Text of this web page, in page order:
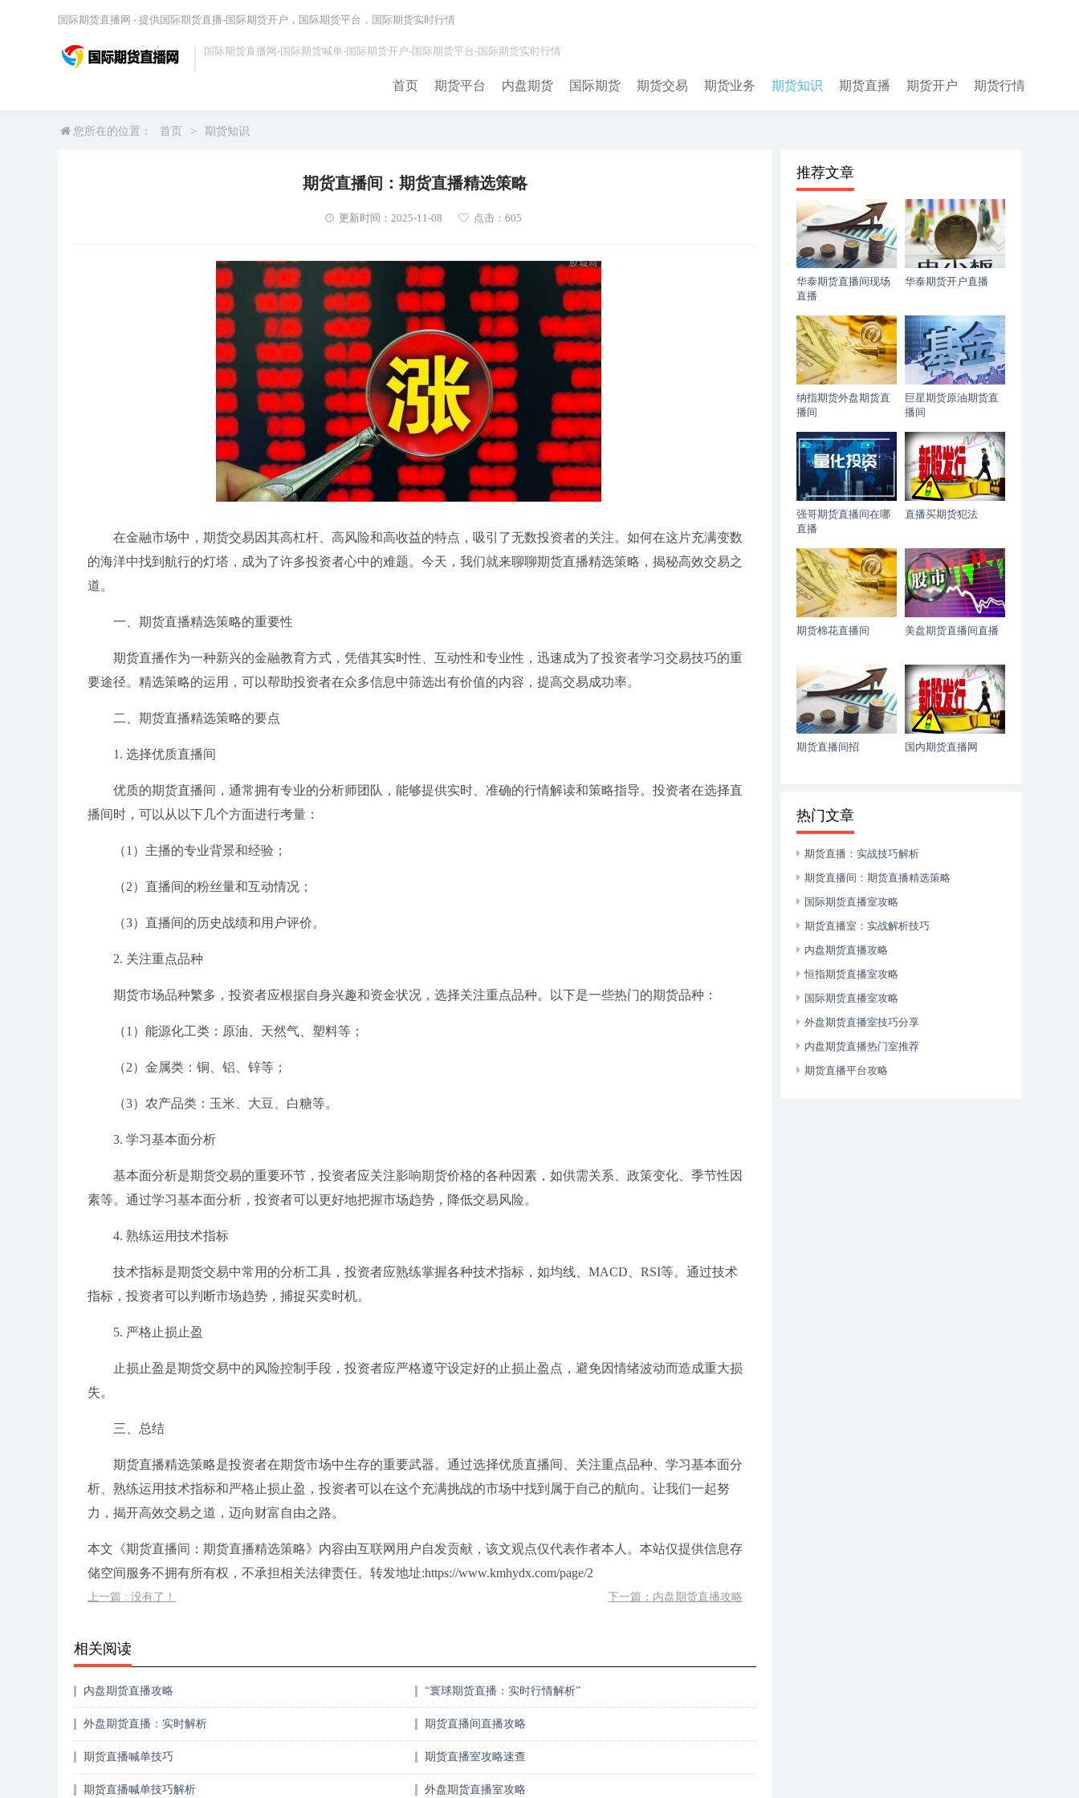
国际期货直播网-国际期货喊单-国际期货开户-国际期货平台-国际期货实时行情
首页 期货平台 内盘期货 国际期货 期货交易 期货业务 期货知识 期货直播 期货开户 期货行情
国际期货直播网 - 提供国际期货直播-国际期货开户，国际期货平台，国际期货实时行情
您所在的位置： 首页 > 期货知识
期货直播间：期货直播精选策略
更新时间：2025-11-08 点击：605
在金融市场中，期货交易因其高杠杆、高风险和高收益的特点，吸引了无数投资者的关注。如何在这片充满变数
的海洋中找到航行的灯塔，成为了许多投资者心中的难题。今天，我们就来聊聊期货直播精选策略，揭秘高效交易之
道。
一、期货直播精选策略的重要性
期货直播作为一种新兴的金融教育方式，凭借其实时性、互动性和专业性，迅速成为了投资者学习交易技巧的重
要途径。精选策略的运用，可以帮助投资者在众多信息中筛选出有价值的内容，提高交易成功率。
二、期货直播精选策略的要点
1. 选择优质直播间
优质的期货直播间，通常拥有专业的分析师团队，能够提供实时、准确的行情解读和策略指导。投资者在选择直
播间时，可以从以下几个方面进行考量：
（1）主播的专业背景和经验；
（2）直播间的粉丝量和互动情况；
（3）直播间的历史战绩和用户评价。
2. 关注重点品种
期货市场品种繁多，投资者应根据自身兴趣和资金状况，选择关注重点品种。以下是一些热门的期货品种：
（1）能源化工类：原油、天然气、塑料等；
（2）金属类：铜、铝、锌等；
（3）农产品类：玉米、大豆、白糖等。
3. 学习基本面分析
基本面分析是期货交易的重要环节，投资者应关注影响期货价格的各种因素，如供需关系、政策变化、季节性因
素等。通过学习基本面分析，投资者可以更好地把握市场趋势，降低交易风险。
4. 熟练运用技术指标
技术指标是期货交易中常用的分析工具，投资者应熟练掌握各种技术指标，如均线、MACD、RSI等。通过技术
指标，投资者可以判断市场趋势，捕捉买卖时机。
5. 严格止损止盈
止损止盈是期货交易中的风险控制手段，投资者应严格遵守设定好的止损止盈点，避免因情绪波动而造成重大损
失。
三、总结
期货直播精选策略是投资者在期货市场中生存的重要武器。通过选择优质直播间、关注重点品种、学习基本面分
析、熟练运用技术指标和严格止损止盈，投资者可以在这个充满挑战的市场中找到属于自己的航向。让我们一起努
力，揭开高效交易之道，迈向财富自由之路。
本文《期货直播间：期货直播精选策略》内容由互联网用户自发贡献，该文观点仅代表作者本人。本站仅提供信息存
储空间服务不拥有所有权，不承担相关法律责任。转发地址:https://www.kmhydx.com/page/2
上一篇 : 没有了！ 下一篇：内盘期货直播攻略
相关阅读
内盘期货直播攻略 “寰球期货直播：实时行情解析”
外盘期货直播：实时解析 期货直播间直播攻略
期货直播喊单技巧 期货直播室攻略速查
期货直播喊单技巧解析 外盘期货直播室攻略
推荐文章
华泰期货直播间现场
直播
华泰期货开户直播
纳指期货外盘期货直
播间
巨星期货原油期货直
播间
强哥期货直播间在哪
直播
直播买期货犯法
期货棉花直播间 美盘期货直播间直播
期货直播间招 国内期货直播网
热门文章
期货直播：实战技巧解析
期货直播间：期货直播精选策略
国际期货直播室攻略
期货直播室：实战解析技巧
内盘期货直播攻略
恒指期货直播室攻略
国际期货直播室攻略
外盘期货直播室技巧分享
内盘期货直播热门室推荐
期货直播平台攻略